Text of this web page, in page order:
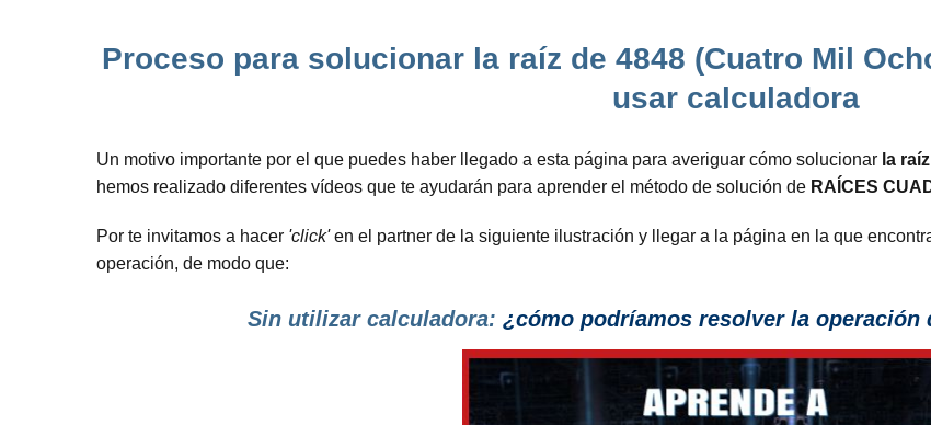
Proceso para solucionar la raíz de 4848 (Cuatro Mil
usar calculadora
Un motivo importante por el que puedes haber llegado a esta página para averiguar cómo solucionar la
hemos realizado diferentes vídeos que te ayudarán para aprender el método de solución de RAÍCES
Por te invitamos a hacer 'click'en el partner de la siguiente ilustración y llegar a la página en la que
operación, de modo que:
Sin utilizar calculadora: ¿cómo podríamos resolver la operación